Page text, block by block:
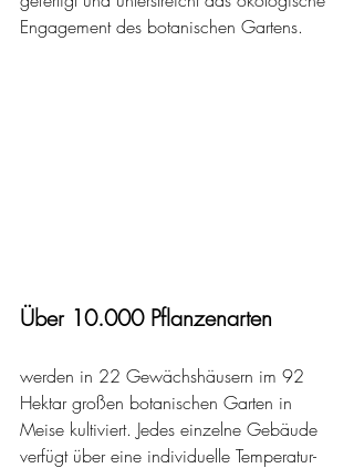
Engagement des botanischen Gartens.
Über 10.000 Pflanzenarten
werden in 22 Gewächshäusern im 92
Hektar großen botanischen Garten in
Meise kultiviert. Jedes einzelne Gebäude
verfügt über eine individuelle Temperatur-